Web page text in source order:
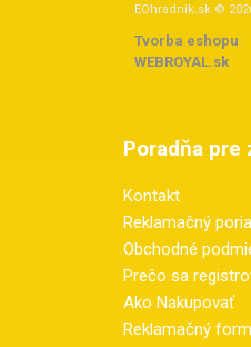
EOhradnik.sk ©
Tvorba eshopu:
WEBROYAL.sk
Poradňa pre
Kontakt
Reklamačný
Obchodné
Prečo sa
Ako Nakupovať
Reklamačný